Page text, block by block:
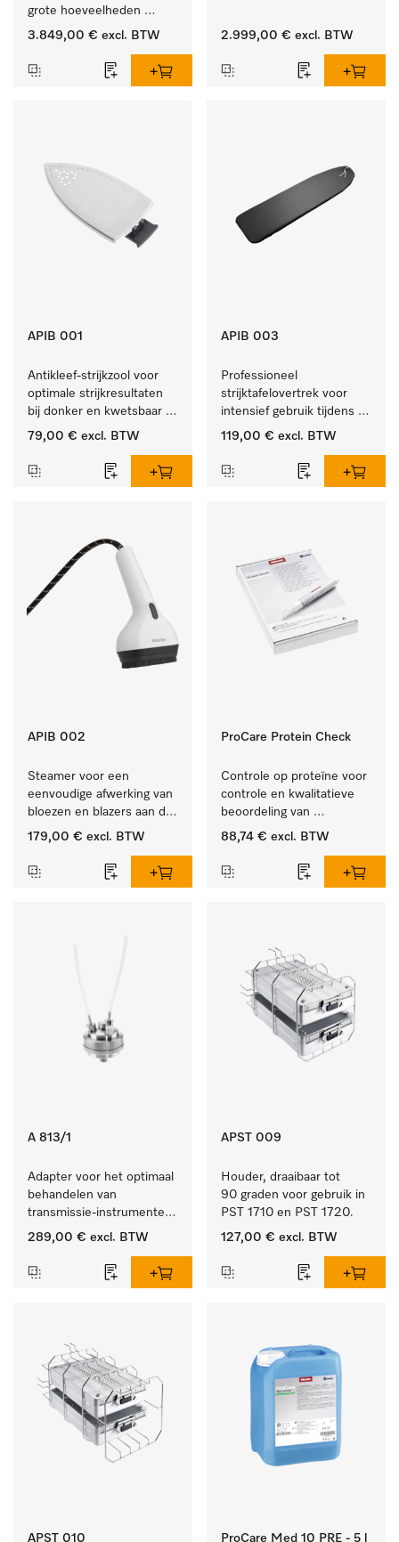
grote hoeveelheden
serviesgoed thuis en in
3.849,00 € excl. BTW 2.999,00 € excl. BTW
APIB 001
Antikleef-strijkzool voor
optimale strijkresultaten
bij donker en kwetsbaar
textiel
79,00 € excl. BTW
APIB 003
Professioneel
strijktafelovertrek voor
intensief gebruik tijdens
de industriële werkdag.
119,00 € excl. BTW
APIB 002
Steamer voor een
eenvoudige afwerking van
bloezen en blazers aan de
klerenhanger.
179,00 € excl. BTW
ProCare Protein Check
Controle op proteïne voor
controle en kwalitatieve
beoordeling van
eventuele proteïneresten.
88,74 € excl. BTW
A 813/1
Adapter voor het optimaal
behandelen van
transmissie-instrumenten
met externe spray.
289,00 € excl. BTW
APST 009
Houder, draaibaar tot
90 graden voor gebruik in
PST 1710 en PST 1720.
127,00 € excl. BTW
APST 010 ProCare Med 10 PRE - 5 l